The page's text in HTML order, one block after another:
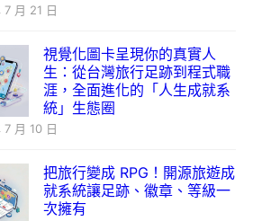
月 21 日
視覺化圖卡呈現你的真實人
生：從台灣旅行足跡到程式職
涯，全面進化的「人生成就系
統」生態圈
月 10 日
把旅行變成 RPG！開源旅遊成
就系統讓足跡、徽章、等級一
次擁有